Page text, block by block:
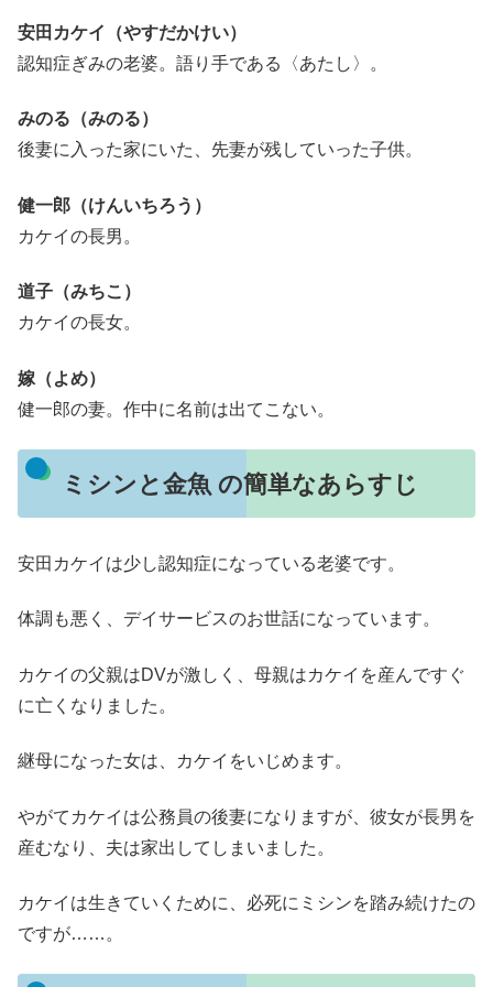
安田カケイ（やすだかけい）
認知症ぎみの老婆。語り手である〈あたし〉。
みのる（みのる）
後妻に入った家にいた、先妻が残していった子供。
健一郎（けんいちろう）
カケイの長男。
道子（みちこ）
カケイの長女。
嫁（よめ）
健一郎の妻。作中に名前は出てこない。
ミシンと金魚 の簡単なあらすじ
安田カケイは少し認知症になっている老婆です。
体調も悪く、デイサービスのお世話になっています。
カケイの父親はDVが激しく、母親はカケイを産んですぐ
に亡くなりました。
継母になった女は、カケイをいじめます。
やがてカケイは公務員の後妻になりますが、彼女が長男を
産むなり、夫は家出してしまいました。
カケイは生きていくために、必死にミシンを踏み続けたの
ですが……。